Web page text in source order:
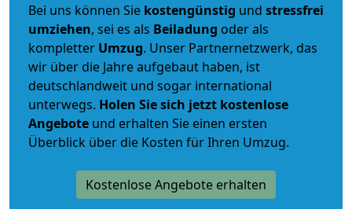
Bei uns können Sie kostengünstig und stressfrei
umziehen, sei es als Beiladung oder als
kompletter Umzug. Unser Partnernetzwerk, das
wir über die Jahre aufgebaut haben, ist
deutschlandweit und sogar international
unterwegs. Holen Sie sich jetzt kostenlose
Angebote und erhalten Sie einen ersten
Überblick über die Kosten für Ihren Umzug.
Kostenlose Angebote erhalten